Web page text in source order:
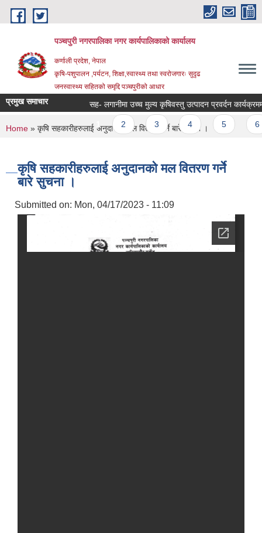
Skip to main content
पञ्चपुरी नगरपालिका नगर कार्यपालिकाको कार्यालय
कर्णाली प्रदेश, नेपाल
कृषि-पशुपालन ,पर्यटन, शिक्षा,स्वास्थ्य तथा स्वरोजगारः सुदृढ
जनस्वास्थ्य सहितको समृद्दि पञ्चपुरीको आधार
प्रमुख समाचार सह- लगानीमा उच्च मुल्य कृषिवस्तु उत्पादन प्रवर्दन कार्यक्रममा
Pages
1 2 3 4 5
You are here
Home » कृषि सहकारीहरुलाई अनुदानको मल वितरण गर्ने बारे सुचना ।
कृषि सहकारीहरुलाई अनुदानको मल वितरण गर्ने
बारे सुचना ।
Submitted on: Mon, 04/17/2023 - 11:09